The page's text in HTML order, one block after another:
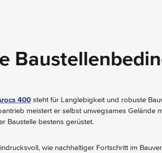
400 steht für Langlebigkeit und robuste
meistert er selbst unwegsames Gelände
Baustelle bestens gerüstet.
wie nachhaltiger Fortschritt im